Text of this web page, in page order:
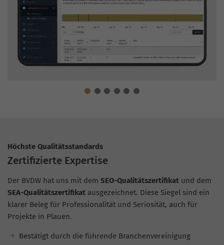
Höchste Qualitätsstandards
Zertifizierte Expertise
Der BVDW hat uns mit dem SEO-Qualitätszertifikat und dem
SEA-Qualitätszertifikat ausgezeichnet. Diese Siegel sind ein
klarer Beleg für Professionalität und Seriosität, auch für
Projekte in Plauen.
Bestätigt durch die führende Branchenvereinigung